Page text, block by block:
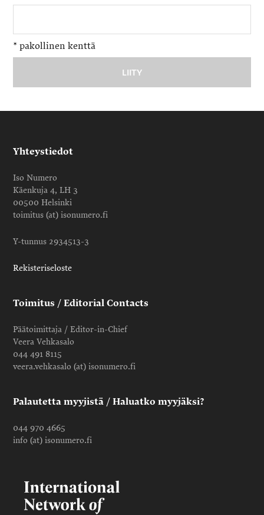
* pakollinen kenttä
Yhteystiedot
Iso Numero
Käenkuja 4, LH 3
00500 Helsinki
toimitus (at) isonumero.fi
Y-tunnus 2934513-3
Rekisteriseloste
Toimitus / Editorial Contacts
Päätoimittaja / Editor-in-Chief
Veera Vehkasalo
044 491 8115
veera.vehkasalo (at) isonumero.fi
Palautetta myyjistä / Haluatko myyjäksi?
044 970 4665
info (at) isonumero.fi